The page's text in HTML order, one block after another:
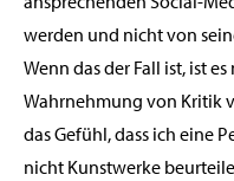
werden und nicht von
Wenn das der Fall ist, ist
Wahrnehmung von Kritik
das Gefühl, dass ich eine
nicht Kunstwerke